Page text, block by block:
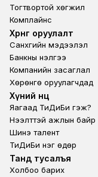
Тогтвортой хөгжил
Комплайнс
Footer third
Хөрөнгө оруулалт
Санхүүгийн мэдээлэл
Банкны үнэлгээ
Компанийн засаглал
Хөрөнгө оруулагчдад
Footer second
Хүний нөөц
Яагаад ТиДиБи гэж?
Нээлттэй ажлын байр
Шинэ талент
ТиДиБи нэг өдөр
Footer fourth
Танд тусалъя
Холбоо барих